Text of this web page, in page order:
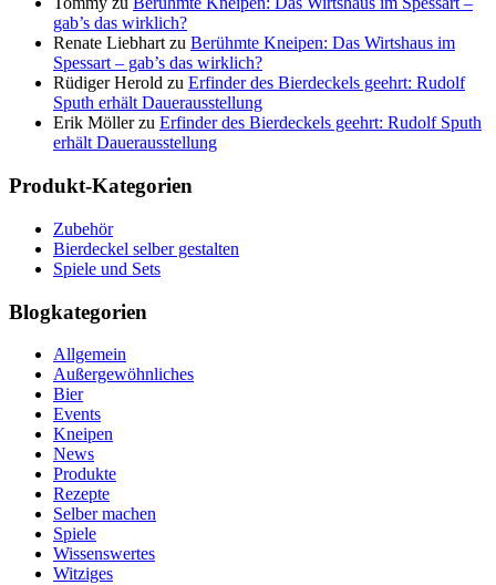
gab’s das wirklich?
Renate Liebhartzu Berühmte Kneipen: Das Wirtshaus im
Spessart – gab’s das wirklich?
Rüdiger Herold zu Erfinder des Bierdeckels geehrt: Rudolf
Sputh erhält Dauerausstellung
Erik Möllerzu Erfinder des Bierdeckels geehrt: Rudolf Sputh
erhält Dauerausstellung
Produkt-Kategorien
Zubehör
Bierdeckel selber gestalten
Spiele und Sets
Blogkategorien
Allgemein
Außergewöhnliches
Bier
Events
Kneipen
News
Produkte
Rezepte
Selber machen
Spiele
Wissenswertes
Witziges